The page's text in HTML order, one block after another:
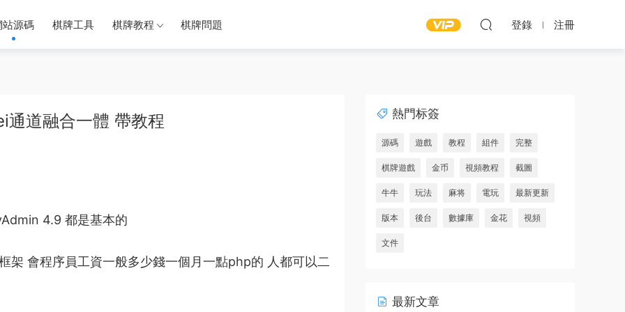
站源碼 棋牌工具 棋牌教程 棋牌問題 登錄 注冊
道融合一體 帶教程
4.9 都是基本的
架 會程序員工資一般多少錢一個月一點php的 人都可以二
熱門标簽
源碼 遊戲 教程 組件 完整
棋牌遊戲 金币 視頻教程 截圖
牛牛 玩法 麻将 電玩 最新更新
版本 後台 數據庫 金花 視頻
文件
最新文章